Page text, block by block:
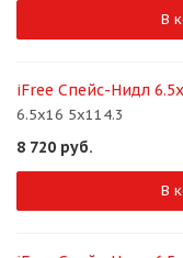
В
iFree Спейс-Нидл
6.5x16 5x114.3
8 720 руб.
В